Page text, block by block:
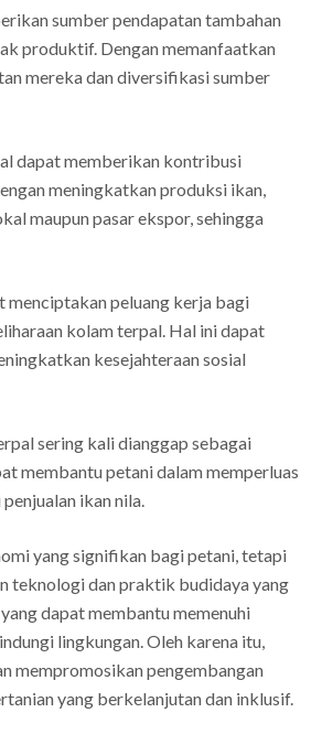
sumber pendapatan tambahan
produktif. Dengan memanfaatkan
mereka dan diversifikasi sumber
dapat memberikan kontribusi
meningkatkan produksi ikan,
maupun pasar ekspor, sehingga
menciptakan peluang kerja bagi
kolam terpal. Hal ini dapat
kesejahteraan sosial
sering kali dianggap sebagai
membantu petani dalam memperluas
ikan nila.
yang signifikan bagi petani, tetapi
teknologi dan praktik budidaya yang
dapat membantu memenuhi
lingkungan. Oleh karena itu,
mempromosikan pengembangan
yang berkelanjutan dan inklusif.